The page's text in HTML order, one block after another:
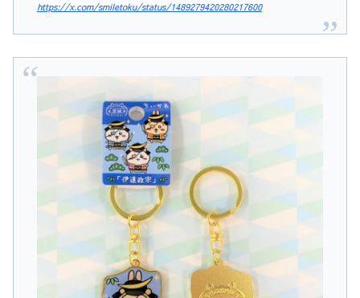
https://x.com/smiletoku/status/1489279420280217600